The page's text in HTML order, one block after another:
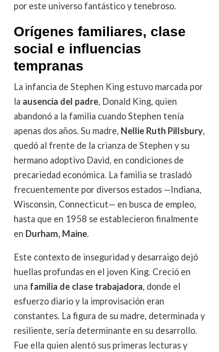
por este universo fantástico y tenebroso.
Orígenes familiares, clase
social e influencias
tempranas
La infancia de Stephen King estuvo marcada por
la ausencia del padre, Donald King, quien
abandonó a la familia cuando Stephen tenía
apenas dos años. Su madre, Nellie Ruth Pillsbury,
quedó al frente de la crianza de Stephen y su
hermano adoptivo David, en condiciones de
precariedad económica. La familia se trasladó
frecuentemente por diversos estados —Indiana,
Wisconsin, Connecticut— en busca de empleo,
hasta que en 1958 se establecieron finalmente
en Durham, Maine.
Este contexto de inseguridad y desarraigo dejó
huellas profundas en el joven King. Creció en
una familia de clase trabajadora, donde el
esfuerzo diario y la improvisación eran
constantes. La figura de su madre, determinada y
resiliente, sería determinante en su desarrollo.
Fue ella quien alentó sus primeras lecturas y